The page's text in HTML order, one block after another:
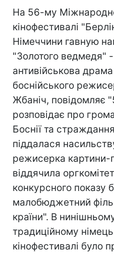
На 56-му
кінофестивалі
Німеччини гавную
"Золотого ведмедя"
антивійськова
боснійського
Жбаніч, повідомляє
розповідає про
Боснії та
піддалася
режисерка картини-
віддячила
конкурсного показу
малобюджетний
країни". В
традиційному
кінофестивалі було